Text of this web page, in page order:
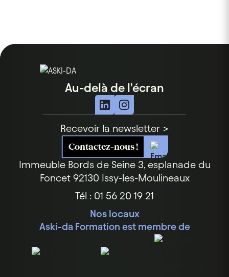
Au-delà de l'écran
Immeuble Bords de Seine3, esplanade du
Foncet92130 Issy-les-Moulineaux
Tél : 01 56 20 19 21
Nos locaux
Aski-da Formation est membre de
Recevoir la newsletter >
Contactez-nous !